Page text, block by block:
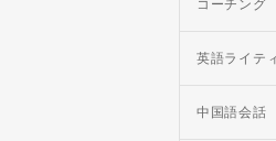
コーチング
英語ライテ
中国語会話